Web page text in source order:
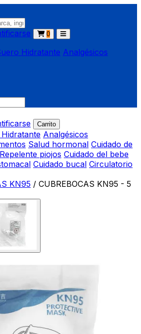
0
Hidratante Analgésicos
Carrito
Analgésicos
Salud hormonal Cuidado de
Repelente piojos Cuidado del bebe
Cuidado bucal Circulatorio
KN95 / CUBREBOCAS KN95 - 5